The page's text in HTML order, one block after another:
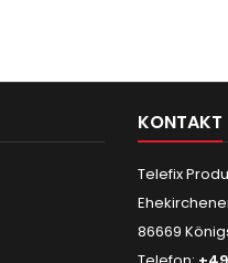
KONTAKT
Telefix
86669